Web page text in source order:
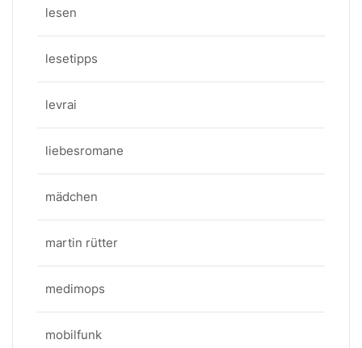
lesen
lesetipps
levrai
liebesromane
mädchen
martin rütter
medimops
mobilfunk